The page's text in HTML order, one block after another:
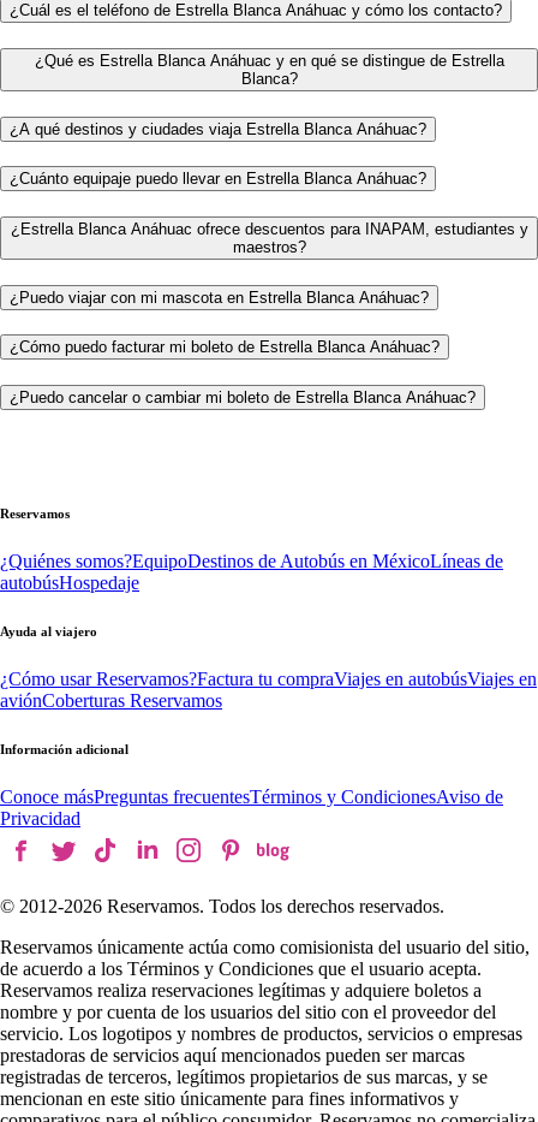
¿Cuál es el teléfono de Estrella Blanca Anáhuac y cómo los contacto?
¿Qué es Estrella Blanca Anáhuac y en qué se distingue de Estrella
Blanca?
¿A qué destinos y ciudades viaja Estrella Blanca Anáhuac?
¿Cuánto equipaje puedo llevar en Estrella Blanca Anáhuac?
¿Estrella Blanca Anáhuac ofrece descuentos para INAPAM, estudiantes y
maestros?
¿Puedo viajar con mi mascota en Estrella Blanca Anáhuac?
¿Cómo puedo facturar mi boleto de Estrella Blanca Anáhuac?
¿Puedo cancelar o cambiar mi boleto de Estrella Blanca Anáhuac?
Reservamos
¿Quiénes somos?EquipoDestinos de Autobús en MéxicoLíneas de
autobúsHospedaje
Ayuda al viajero
¿Cómo usar Reservamos?Factura tu compraViajes en autobúsViajes en
aviónCoberturas Reservamos
Información adicional
Conoce másPreguntas frecuentesTérminos y CondicionesAviso de
Privacidad
© 2012-2026 Reservamos. Todos los derechos reservados.
Reservamos únicamente actúa como comisionista del usuario del sitio,
de acuerdo a los Términos y Condiciones que el usuario acepta.
Reservamos realiza reservaciones legítimas y adquiere boletos a
nombre y por cuenta de los usuarios del sitio con el proveedor del
servicio. Los logotipos y nombres de productos, servicios o empresas
prestadoras de servicios aquí mencionados pueden ser marcas
registradas de terceros, legítimos propietarios de sus marcas, y se
mencionan en este sitio únicamente para fines informativos y